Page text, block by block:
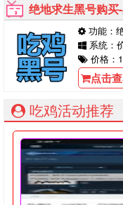
绝地求生黑号购
功能：
系统：
价格：
点击
吃鸡活动推荐